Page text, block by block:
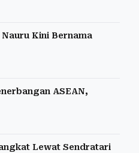
Kini Bernama
ASEAN,
Lewat Sendratari